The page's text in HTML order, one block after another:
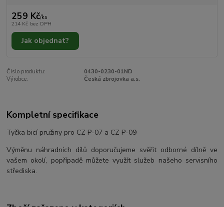
259 Kč/ks
214 Kč bez DPH
Jak objednat?
Číslo produktu:
0430-0230-01ND
Výrobce:
Česká zbrojovka a.s.
Kompletní specifikace
Tyčka bicí pružiny pro CZ P-07 a CZ P-09
Výměnu náhradních dílů doporučujeme svěřit odborné dílně ve
vašem okolí, popřípadě můžete využít služeb našeho servisního
střediska.